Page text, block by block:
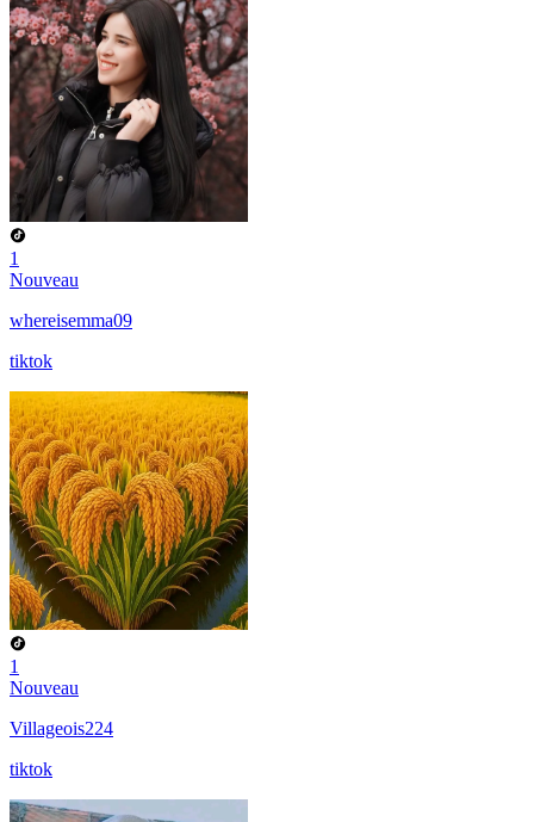
1
Nouveau
whereisemma09
tiktok
1
Nouveau
Villageois224
tiktok